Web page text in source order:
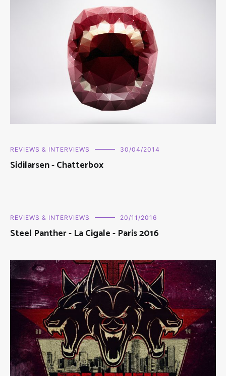
REVIEWS & INTERVIEWS 30/04/2014
Sidilarsen - Chatterbox
REVIEWS & INTERVIEWS 20/11/2016
Steel Panther - La Cigale - Paris 2016